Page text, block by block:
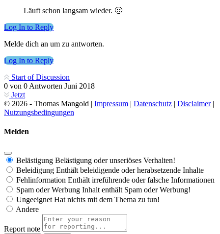
Läuft schon langsam wieder. 🙂
Log In to Reply
Melde dich an um zu antworten.
Log In to Reply
Start of Discussion
0 von 0 Antworten Juni 2018
Jetzt
© 2026 - Thomas Mangold | Impressum | Datenschutz | Disclaimer|
Nutzungsbedingungen
Melden
Belästigung Belästigung oder unseriöses Verhalten!
Beleidigung Enthält beleidigende oder herabsetzende Inhalte
Fehlinformation Enthält irreführende oder falsche Informationen
Spam oder Werbung Inhalt enthält Spam oder Werbung!
Ungeeignet Hat nichts mit dem Thema zu tun!
Andere
Report note